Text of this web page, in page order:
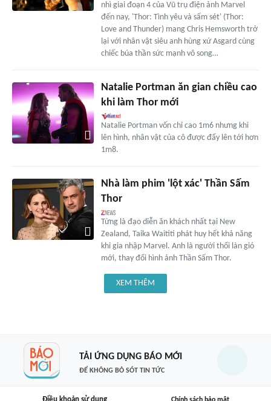
nhì giai đoạn 4 của Vũ trụ điện ảnh Marvel
đến nay, 'Thor: Tình yêu và sấm sét' (Thor:
Love and Thunder) mang Chris Hemsworth trở
lại với nhân vật siêu anh hùng xứ Asgard cùng
chiếc búa thần sức mạnh vô song…
Natalie Portman ăn gian chiều cao
khi làm Thor mới
Natalie Portman vốn chỉ cao 1m6 nhưng khi
lên hình, nhân vật của cô được đẩy lên tới hơn
1m8.
Nhà làm phim 'lột xác' Thần Sấm
Thor
Từng là đạo diễn ăn khách nhất tại New
Zealand, Taika Waititi phát huy hết khả năng
khi gia nhập Marvel. Anh là người thổi làn gió
mới, thay đổi hình ảnh Thần Sấm Thor.
XEM THÊM
TẢI ỨNG DỤNG BÁO MỚI
ĐỂ KHÔNG BỎ SÓT TIN TỨC